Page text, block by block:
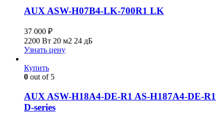
AUX ASW-H07B4-LK-700R1 LK
37 000 ₽
2200 Вт 20 м2 24 дБ
Узнать цену
Купить
0 out of 5
AUX ASW-H18A4-DE-R1 AS-H187A4-DE-R1
D-series